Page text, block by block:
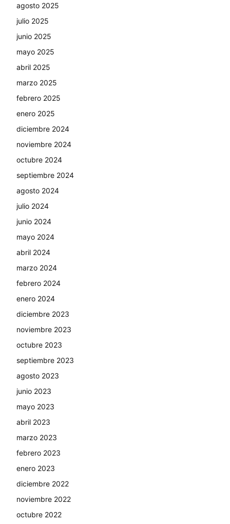
agosto 2025
julio 2025
junio 2025
mayo 2025
abril 2025
marzo 2025
febrero 2025
enero 2025
diciembre 2024
noviembre 2024
octubre 2024
septiembre 2024
agosto 2024
julio 2024
junio 2024
mayo 2024
abril 2024
marzo 2024
febrero 2024
enero 2024
diciembre 2023
noviembre 2023
octubre 2023
septiembre 2023
agosto 2023
junio 2023
mayo 2023
abril 2023
marzo 2023
febrero 2023
enero 2023
diciembre 2022
noviembre 2022
octubre 2022